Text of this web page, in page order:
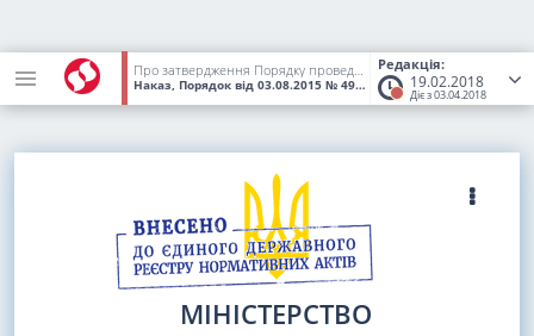
Редакція:
19.02.2018
Діє з 03.04.2018
Про затвердження Порядку проведення розрахунків за природний газ, теплопостачання і електроенергію
Наказ, Порядок від 03.08.2015 № 493/688 (Статус:Втратив
МІНІСТЕРСТВО